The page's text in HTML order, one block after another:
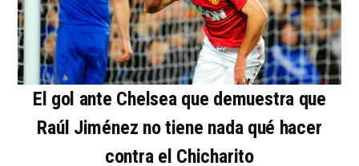
El gol ante Chelsea que demuestra que
Raúl Jiménez no tiene nada qué hacer
contra el Chicharito